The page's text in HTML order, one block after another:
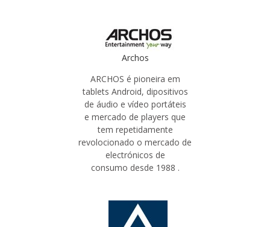
Archos
ARCHOS é pioneira em
tablets Android, dipositivos
de áudio e vídeo portáteis
e mercado de players que
tem repetidamente
revolocionado o mercado de
electrónicos de
consumo desde 1988 .